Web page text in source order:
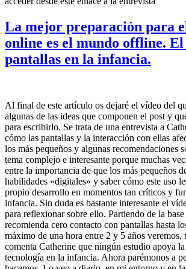
La mejor preparación para
online es el mundo offline. El
pantallas en la infancia.
Al final de este artículo os dejaré el vídeo del
algunas de las ideas que componen el post y
para escribirlo. Se trata de una entrevista a
cómo las pantallas y la interacción con ellas
los más pequeños y algunas recomendaciones
tema complejo e interesante porque muchas
entre la importancia de que los más pequeños
habilidades «digitales» y saber cómo este uso
propio desarrollo en momentos tan críticos y
infancia. Sin duda es bastante interesante el
para reflexionar sobre ello. Partiendo de la base
recomienda cero contacto con pantallas hasta
máximo de una hora entre 2 y 5 años veremos,
comenta Catherine que ningún estudio apoya
tecnología en la infancia. Ahora parémonos a